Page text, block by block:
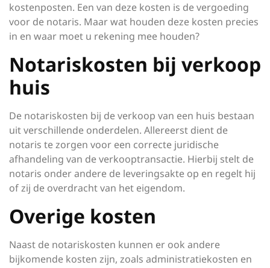
kostenposten. Een van deze kosten is de vergoeding
voor de notaris. Maar wat houden deze kosten precies
in en waar moet u rekening mee houden?
Notariskosten bij verkoop
huis
De notariskosten bij de verkoop van een huis bestaan
uit verschillende onderdelen. Allereerst dient de
notaris te zorgen voor een correcte juridische
afhandeling van de verkooptransactie. Hierbij stelt de
notaris onder andere de leveringsakte op en regelt hij
of zij de overdracht van het eigendom.
Overige kosten
Naast de notariskosten kunnen er ook andere
bijkomende kosten zijn, zoals administratiekosten en